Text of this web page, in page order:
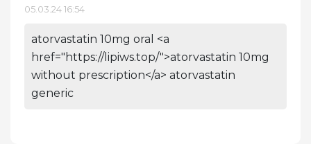
05.03.24 16:54
atorvastatin 10mg oral <a
href="https://lipiws.top/">atorvastatin 10mg
without prescription</a> atorvastatin
generic